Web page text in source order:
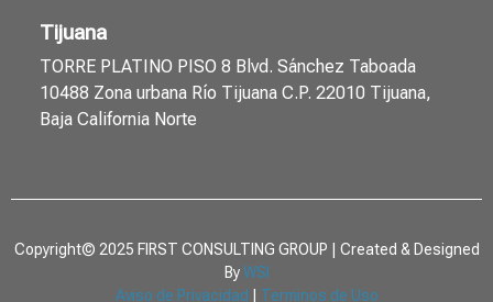
Tijuana
TORRE PLATINO PISO 8 Blvd. Sánchez Taboada
10488 Zona urbana Río Tijuana C.P. 22010 Tijuana,
Baja California Norte
Copyright© 2025 FIRST CONSULTING GROUP | Created & Designed
ByWSI
Aviso de Privacidad
Terminos de Uso